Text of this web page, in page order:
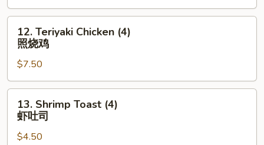
照
烧
Teriyaki
Chicken
(4)
照
烧
12. Teriyaki Chicken (4)
照烧鸡
$7.50
Shrimp
Toast
(4)
13. Shrimp Toast (4)
虾吐司
$4.50